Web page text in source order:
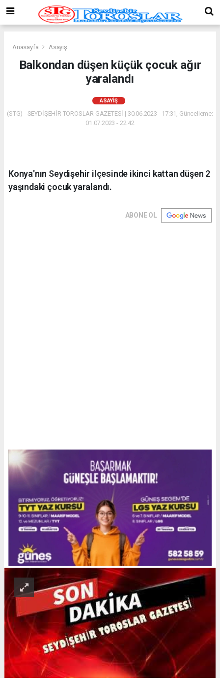
Anasayfa Asayiş
Balkondan düşen küçük çocuk ağır
yaralandı
ASAYIŞ
(STG) - SEYDİŞEHİR TOROSLAR GAZETESİ | 30.06.2023 - 17:31, Güncelleme:
01.07.2023 - 22:42
Konya'nın Seydişehir ilçesinde ikinci kattan düşen 2
yaşındaki çocuk yaralandı.
ABONE OL